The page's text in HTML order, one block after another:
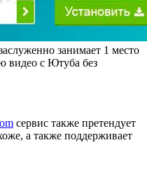
занимает 1 место
видео с Ютуба без
сервис также претендует
а также поддерживает